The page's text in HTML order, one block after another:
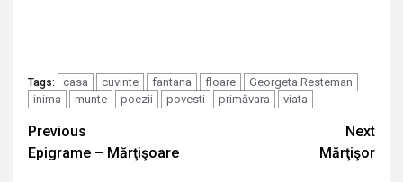
Tags: casa cuvinte fantana floare
Georgeta Resteman
inima
munte poezii povesti primăvara viata
Continue
Reading
Previous
Epigrame – Mărţişoare
Next
Mărţişor